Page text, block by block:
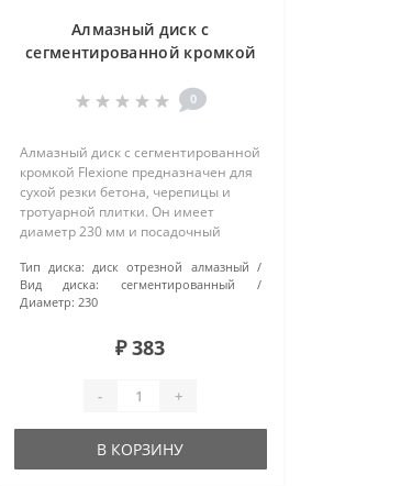
Алмазный диск с
сегментированной кромкой
Flexione
0
Алмазный диск с сегментированной
кромкой Flexione предназначен для
сухой резки бетона, черепицы и
тротуарной плитки. Он имеет
диаметр 230 мм и посадочный
сегментированный, содержит 18
сегментов. Подходит для различных
типов реза..
Тип диска: диск отрезной алмазный
Вид диска:
сегментированный
Диаметр: 230
₽ 383
- +
В КОРЗИНУ